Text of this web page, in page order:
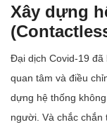
Xây dựng
Đại dịch Covid-19 đã
quan tâm và điều
dựng hệ thống
người. Và chắc